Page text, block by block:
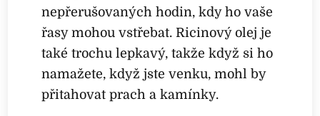
nepřerušovaných hodin, kdy ho vaše
řasy mohou vstřebat. Ricinový olej je
také trochu lepkavý, takže když si ho
namažete, když jste venku, mohl by
přitahovat prach a kamínky.